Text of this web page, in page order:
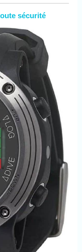
sécurité